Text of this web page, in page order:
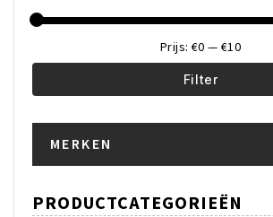
Filter
Prijs: €0 — €10
MERKEN
PRODUCTCATEGORIEËN